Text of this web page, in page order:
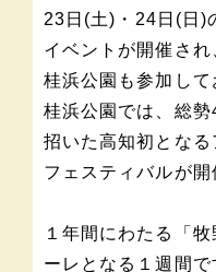
23日(土)・24日(日)
イベントが開催され
桂浜公園も参加して
桂浜公園では、総
招いた高知初となる
フェスティバルが開
１年間にわたる「
ーレとなる１週間で